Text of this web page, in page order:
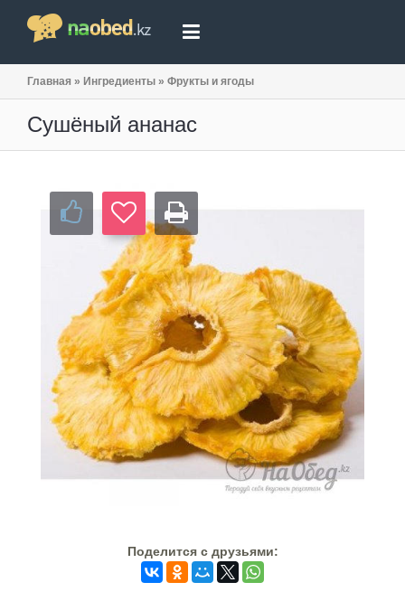
Главная » Ингредиенты » Фрукты и ягоды
Сушёный ананас
Поделится c друзьями: